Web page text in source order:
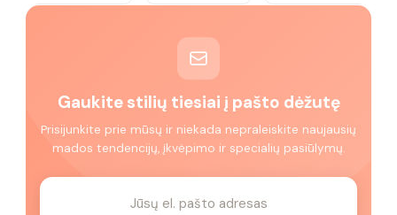
Gaukite stilių tiesiai į pašto dėžutę
Prisijunkite prie mūsų ir niekada nepraleiskite naujausių
mados tendencijų, įkvėpimo ir specialių pasiūlymų.